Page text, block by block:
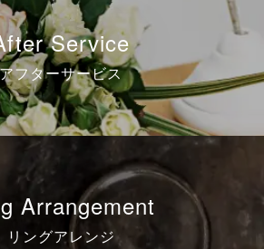
Service
アフターサービス
Arrangement
リングアレンジ